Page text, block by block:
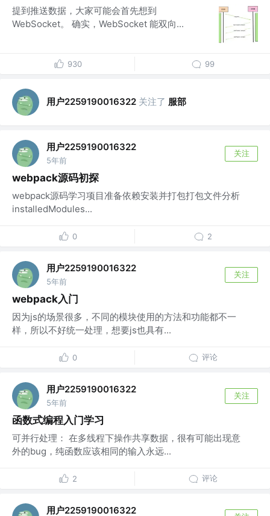
提到推送数据，大家可能会首先想到
WebSocket。 确实，WebSocket 能双向...
930 99
用户2259190016322 关注了 服部
用户2259190016322
5年前
关注
webpack源码初探
webpack源码学习项目准备依赖安装并打包打包文件分析
installedModules...
0 2
用户2259190016322
5年前
关注
webpack入门
因为js的场景很多，不同的模块使用的方法和功能都不一
样，所以不好统一处理，想要js也具有...
0 评论
用户2259190016322
5年前
关注
函数式编程入门学习
可并行处理： 在多线程下操作共享数据，很有可能出现意
外的bug，纯函数应该相同的输入永远...
2 评论
用户2259190016322